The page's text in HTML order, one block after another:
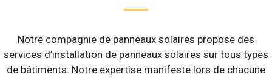
Notre compagnie de panneaux solaires propose des
services d’installation de panneaux solaires sur tous types
de bâtiments. Notre expertise manifeste lors de chacune